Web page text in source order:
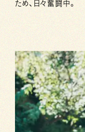
ため、日々奮闘中。